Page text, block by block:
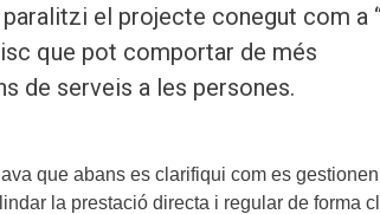
el projecte conegut com a
que pot comportar de més
de serveis a les persones.
que abans es clarifiqui com es
la prestació directa i regular de forma